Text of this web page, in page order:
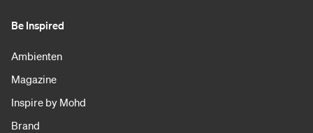
Be Inspired
Ambienten
Magazine
Inspire by Mohd
Brand